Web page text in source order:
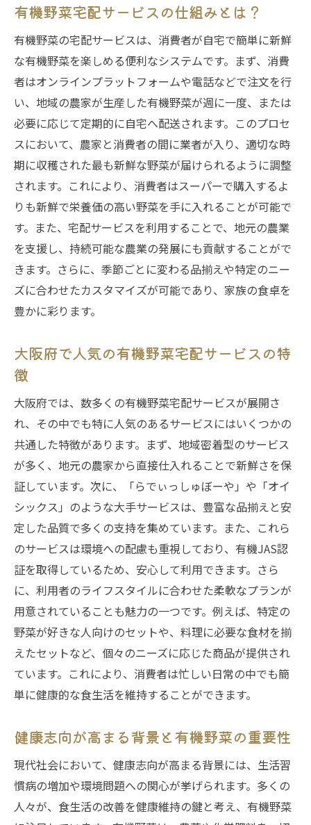
忙しい日々にこそ有機野菜宅配サービスで栄養
バランスを
時間がない人こそおすすめ！宅配サービス
の利点
有機野菜宅配で手軽に栄養バランスを整え
る方法
忙しい家庭向けの簡単レシピ紹介
有機野菜で時短料理を楽しむコツ
宅配サービスが提供する新鮮さの秘密
家族全員で楽しむ有機野菜の食卓
地元農家の愛情が詰まった有機野菜を自宅で楽
しむ方法
地元農家のこだわりが詰まった有機野菜と
は
の役割
農家と消費者をつなぐ有機野菜宅配の意義
地元農家から学ぶ有機野菜の楽しみ方
新鮮な有機野菜を最大限に生かす調理法
新鮮さが違う！大阪府の有機野菜宅配サービス
の魅力
宅配サービスで実感する野菜の鮮度
大阪府の有機農業の取り組みと成果
産地直送の利便性と新鮮さを比較
有機野菜の鮮度を保つための保存方法
宅配で得られる新鮮な食材の価値
利用者が語る宅配サービスの満足度
有機野菜の宅配で始める大阪府の健康的な食卓
革命
大阪府の健康志向家庭に広がる新しい食文
有機野菜を取り入れることの心理的効果
宅配サービスがもたらす食の多様性
有機野菜宅配サービスの仕組みとは？
有機野菜の宅配サービスは、消費者が自宅で簡単に新鮮
な有機野菜を楽しめる便利なシステムです。まず、消費
者はオンラインプラットフォームや電話などで注文を行
い、地域の農家が生産した有機野菜が週に一度、または
必要に応じて定期的に自宅へ配送されます。このプロセ
スにおいて、農家と消費者の間に業者が入り、適切な時
期に収穫された最も新鮮な野菜が届けられるように調整
されます。これにより、消費者はスーパーで購入するよ
りも新鮮で栄養価の高い野菜を手に入れることが可能で
す。また、宅配サービスを利用することで、地元の農業
を支援し、持続可能な農業の発展にも貢献することがで
きます。さらに、季節ごとに変わる品揃えや特定のニー
ズに合わせたカスタマイズが可能であり、家族の食卓を
豊かに彩ります。
大阪府で人気の有機野菜宅配サービスの特
徴
大阪府では、数多くの有機野菜宅配サービスが展開さ
れ、その中でも特に人気のあるサービスにはいくつかの
共通した特徴があります。まず、地域密着型のサービス
が多く、地元の農家から直接仕入れることで新鮮さを保
証しています。次に、「らでぃっしゅぼーや」や「オイ
シックス」のような大手サービスは、豊富な品揃えと安
定した品質で多くの支持を集めています。また、これら
のサービスは環境への配慮も重視しており、有機JAS認
証を取得しているため、安心して利用できます。さら
に、利用者のライフスタイルに合わせた柔軟なプランが
用意されていることも魅力の一つです。例えば、特定の
野菜が好きな人向けのセットや、料理に必要な食材を揃
えたセットなど、個々のニーズに応じた商品が提供され
ています。これにより、消費者は忙しい日常の中でも簡
単に健康的な食生活を維持することができます。
健康志向が高まる背景と有機野菜の重要性
現代社会において、健康志向が高まる背景には、生活習
慣病の増加や環境問題への関心が挙げられます。多くの
人々が、食生活の改善を健康維持の鍵と考え、有機野菜